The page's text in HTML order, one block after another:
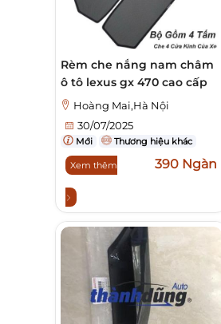
Rèm che nắng nam châm
ô tô lexus gx 470 cao cấp
Hoàng Mai,Hà Nội
30/07/2025
Mới Thương hiệu khác
Xem thêm 390 Ngàn